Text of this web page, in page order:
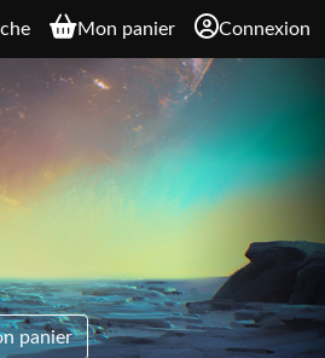
Mon panier Connexion
panier